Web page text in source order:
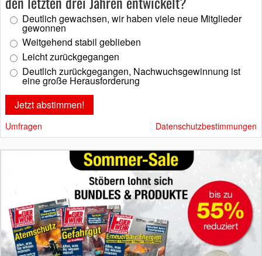
Deutlich gewachsen, wir haben viele neue Mitglieder
gewonnen
Weitgehend stabil geblieben
Leicht zurückgegangen
Deutlich zurückgegangen, Nachwuchsgewinnung ist
eine große Herausforderung
Umfragen Datenschutzbestimmungen